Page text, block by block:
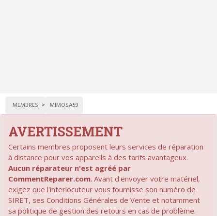
MEMBRES MIMOSA59
AVERTISSEMENT
Certains membres proposent leurs services de réparation
à distance pour vos appareils à des tarifs avantageux.
Aucun réparateur n'est agréé par
CommentReparer.com. Avant d'envoyer votre matériel,
exigez que l'interlocuteur vous fournisse son numéro de
SIRET, ses Conditions Générales de Vente et notamment
sa politique de gestion des retours en cas de problème.